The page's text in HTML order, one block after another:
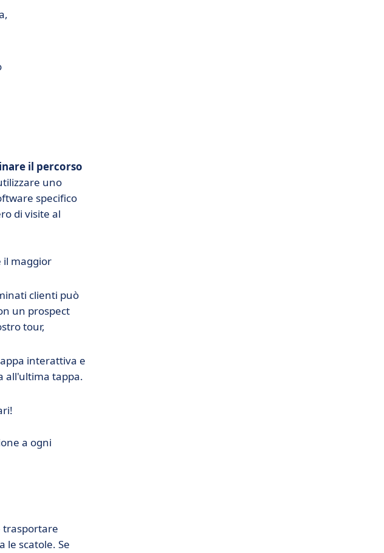
il percorso
uno
specifico
di visite al
il maggior
clienti può
un prospect
tour,
interattiva e
all'ultima tappa.
a ogni
trasportare
scatole. Se